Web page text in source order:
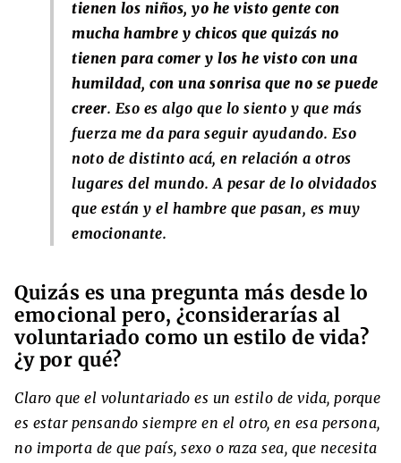
tienen los niños, yo he visto gente con
mucha hambre y chicos que quizás no
tienen para comer y los he visto con una
humildad, con una sonrisa que no se puede
creer. Eso es algo que lo siento y que más
fuerza me da para seguir ayudando. Eso
noto de distinto acá, en relación a otros
lugares del mundo. A pesar de lo olvidados
que están y el hambre que pasan, es muy
emocionante.
Quizás es una pregunta más desde lo
emocional pero, ¿considerarías al
voluntariado como un estilo de vida?
¿y por qué?
Claro que el voluntariado es un estilo de vida, porque
es estar pensando siempre en el otro, en esa persona,
no importa de que país, sexo o raza sea, que necesita